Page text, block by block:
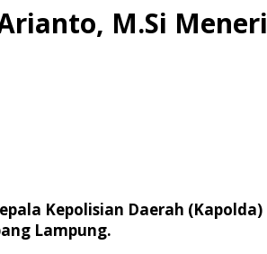
M.Si
Kepolisian Daerah
Lampung.